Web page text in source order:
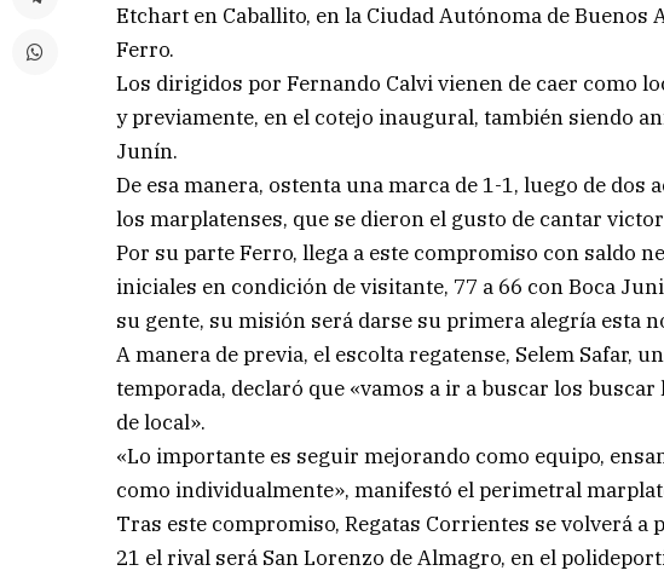
Etchart en Caballito, en la Ciudad Autónoma de Buenos
Ferro.
Los dirigidos por Fernando Calvi vienen de caer como
y previamente, en el cotejo inaugural, también siendo
Junín.
De esa manera, ostenta una marca de 1-1, luego de
los marplatenses, que se dieron el gusto de cantar
Por su parte Ferro, llega a este compromiso con saldo
iniciales en condición de visitante, 77 a 66 con Boca
su gente, su misión será darse su primera alegría esta
A manera de previa, el escolta regatense, Selem Safar,
temporada, declaró que «vamos a ir a buscar los
de local».
«Lo importante es seguir mejorando como equipo,
como individualmente», manifestó el perimetral
Tras este compromiso, Regatas Corrientes se volverá a
21 el rival será San Lorenzo de Almagro, en el